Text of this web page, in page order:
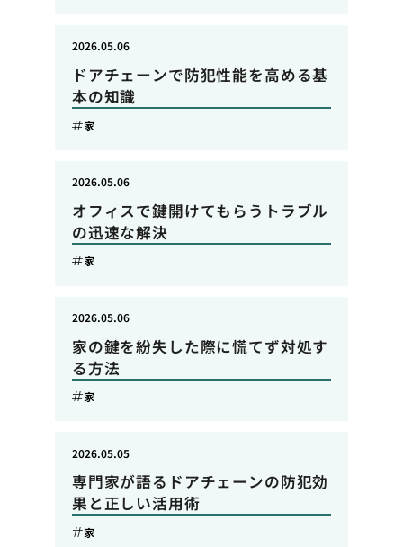
ドアチェーンで防犯性能を高める基
本の知識
2026.05.06
家
オフィスで鍵開けてもらうトラブル
の迅速な解決
2026.05.06
家
家の鍵を紛失した際に慌てず対処す
る方法
2026.05.06
家
専門家が語るドアチェーンの防犯効
果と正しい活用術
2026.05.05
家